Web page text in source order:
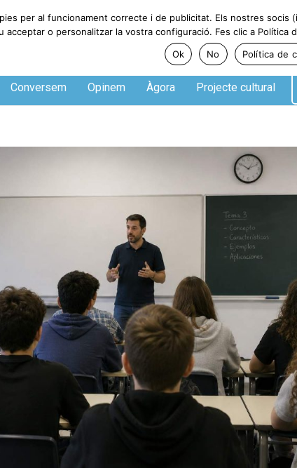
Conversem Opinem Àgora Projecte cultural
per al funcionament correcte i de publicitat. Els nostres
acceptar o personalitzar la vostra configuració. Fes clic a Política
Ok
No Política de